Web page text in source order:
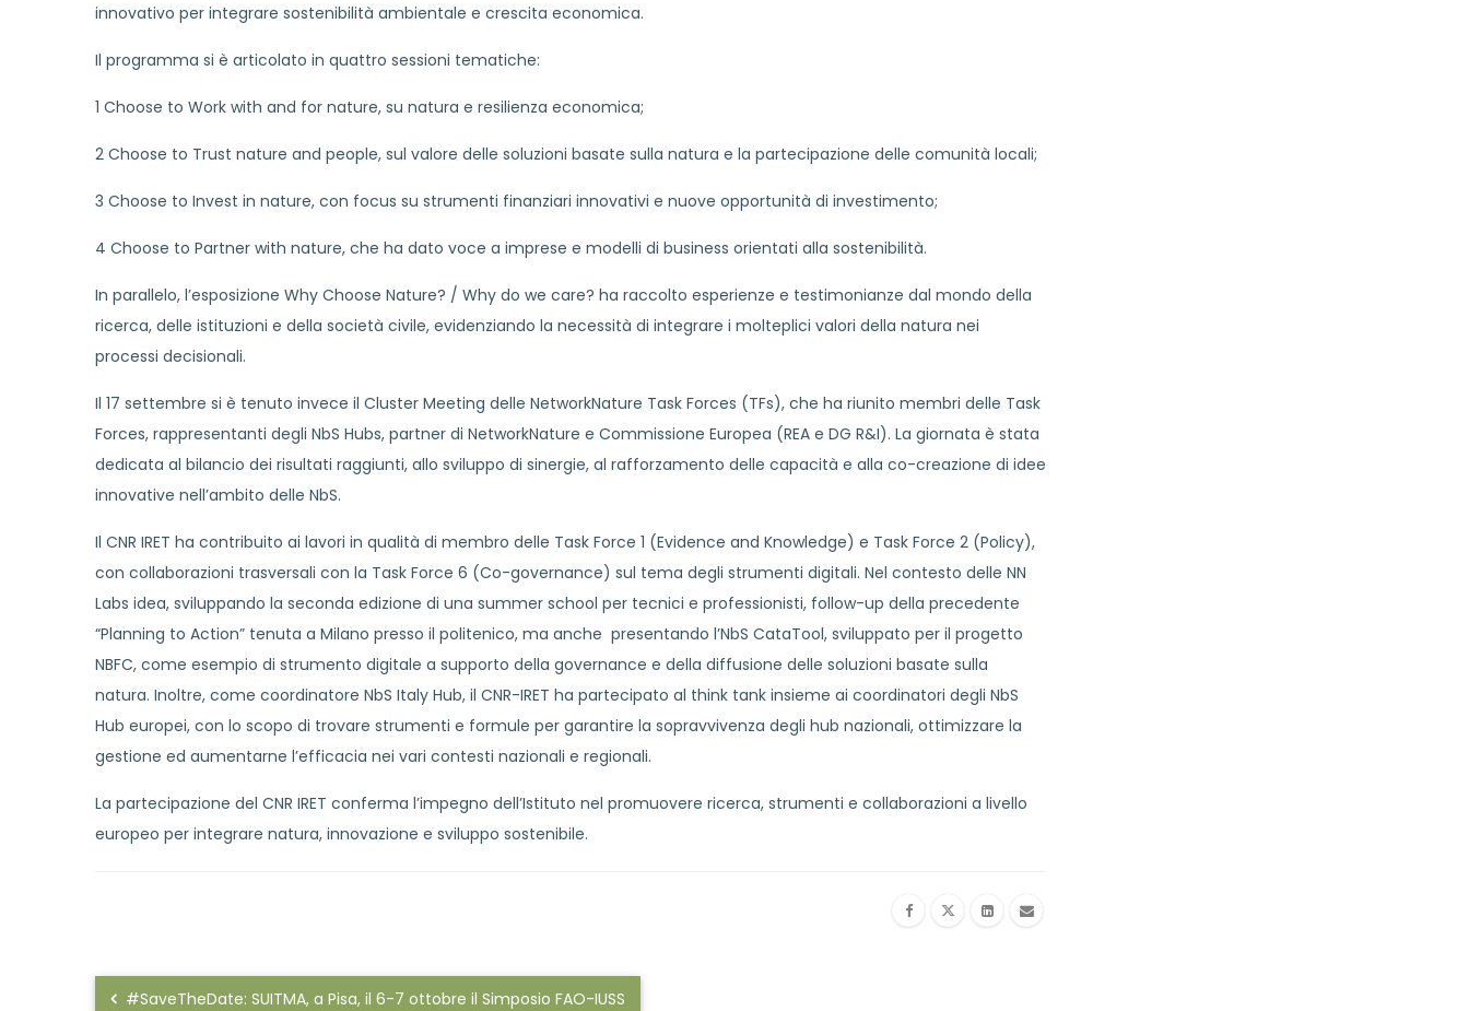
innovativo per integrare sostenibilità ambientale e crescita economica.
Il programma si è articolato in quattro sessioni tematiche:
1 Choose to Work with and for nature, su natura e resilienza economica;
2 Choose to Trust nature and people, sul valore delle soluzioni basate sulla natura e la partecipazione delle comunità locali;
3 Choose to Invest in nature, con focus su strumenti finanziari innovativi e nuove opportunità di investimento;
4 Choose to Partner with nature, che ha dato voce a imprese e modelli di business orientati alla sostenibilità.
In parallelo, l’esposizione Why Choose Nature? / Why do we care? ha raccolto esperienze e testimonianze dal mondo della
ricerca, delle istituzioni e della società civile, evidenziando la necessità di integrare i molteplici valori della natura nei
processi decisionali.
Il 17 settembre si è tenuto invece il Cluster Meeting delle NetworkNature Task Forces (TFs), che ha riunito membri delle Task
Forces, rappresentanti degli NbS Hubs, partner di NetworkNature e Commissione Europea (REA e DG R&I). La giornata è stata
dedicata al bilancio dei risultati raggiunti, allo sviluppo di sinergie, al rafforzamento delle capacità e alla co-creazione di idee
innovative nell’ambito delle NbS.
Il CNR IRET ha contribuito ai lavori in qualità di membro delle Task Force 1 (Evidence and Knowledge) e Task Force 2 (Policy),
con collaborazioni trasversali con la Task Force 6 (Co-governance) sul tema degli strumenti digitali. Nel contesto delle NN
Labs idea, sviluppando la seconda edizione di una summer school per tecnici e professionisti, follow-up della precedente
“Planning to Action” tenuta a Milano presso il politenico, ma anche presentando l’NbS CataTool, sviluppato per il progetto
NBFC, come esempio di strumento digitale a supporto della governance e della diffusione delle soluzioni basate sulla
natura. Inoltre, come coordinatore NbS Italy Hub, il CNR-IRET ha partecipato al think tank insieme ai coordinatori degli NbS
Hub europei, con lo scopo di trovare strumenti e formule per garantire la sopravvivenza degli hub nazionali, ottimizzare la
gestione ed aumentarne l’efficacia nei vari contesti nazionali e regionali.
La partecipazione del CNR IRET conferma l’impegno dell’Istituto nel promuovere ricerca, strumenti e collaborazioni a livello
europeo per integrare natura, innovazione e sviluppo sostenibile.
#SaveTheDate: SUITMA, a Pisa, il 6-7 ottobre il Simposio FAO-IUSS